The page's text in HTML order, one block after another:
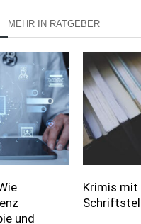
MEHR IN RATGEBER
und
Krimis mit